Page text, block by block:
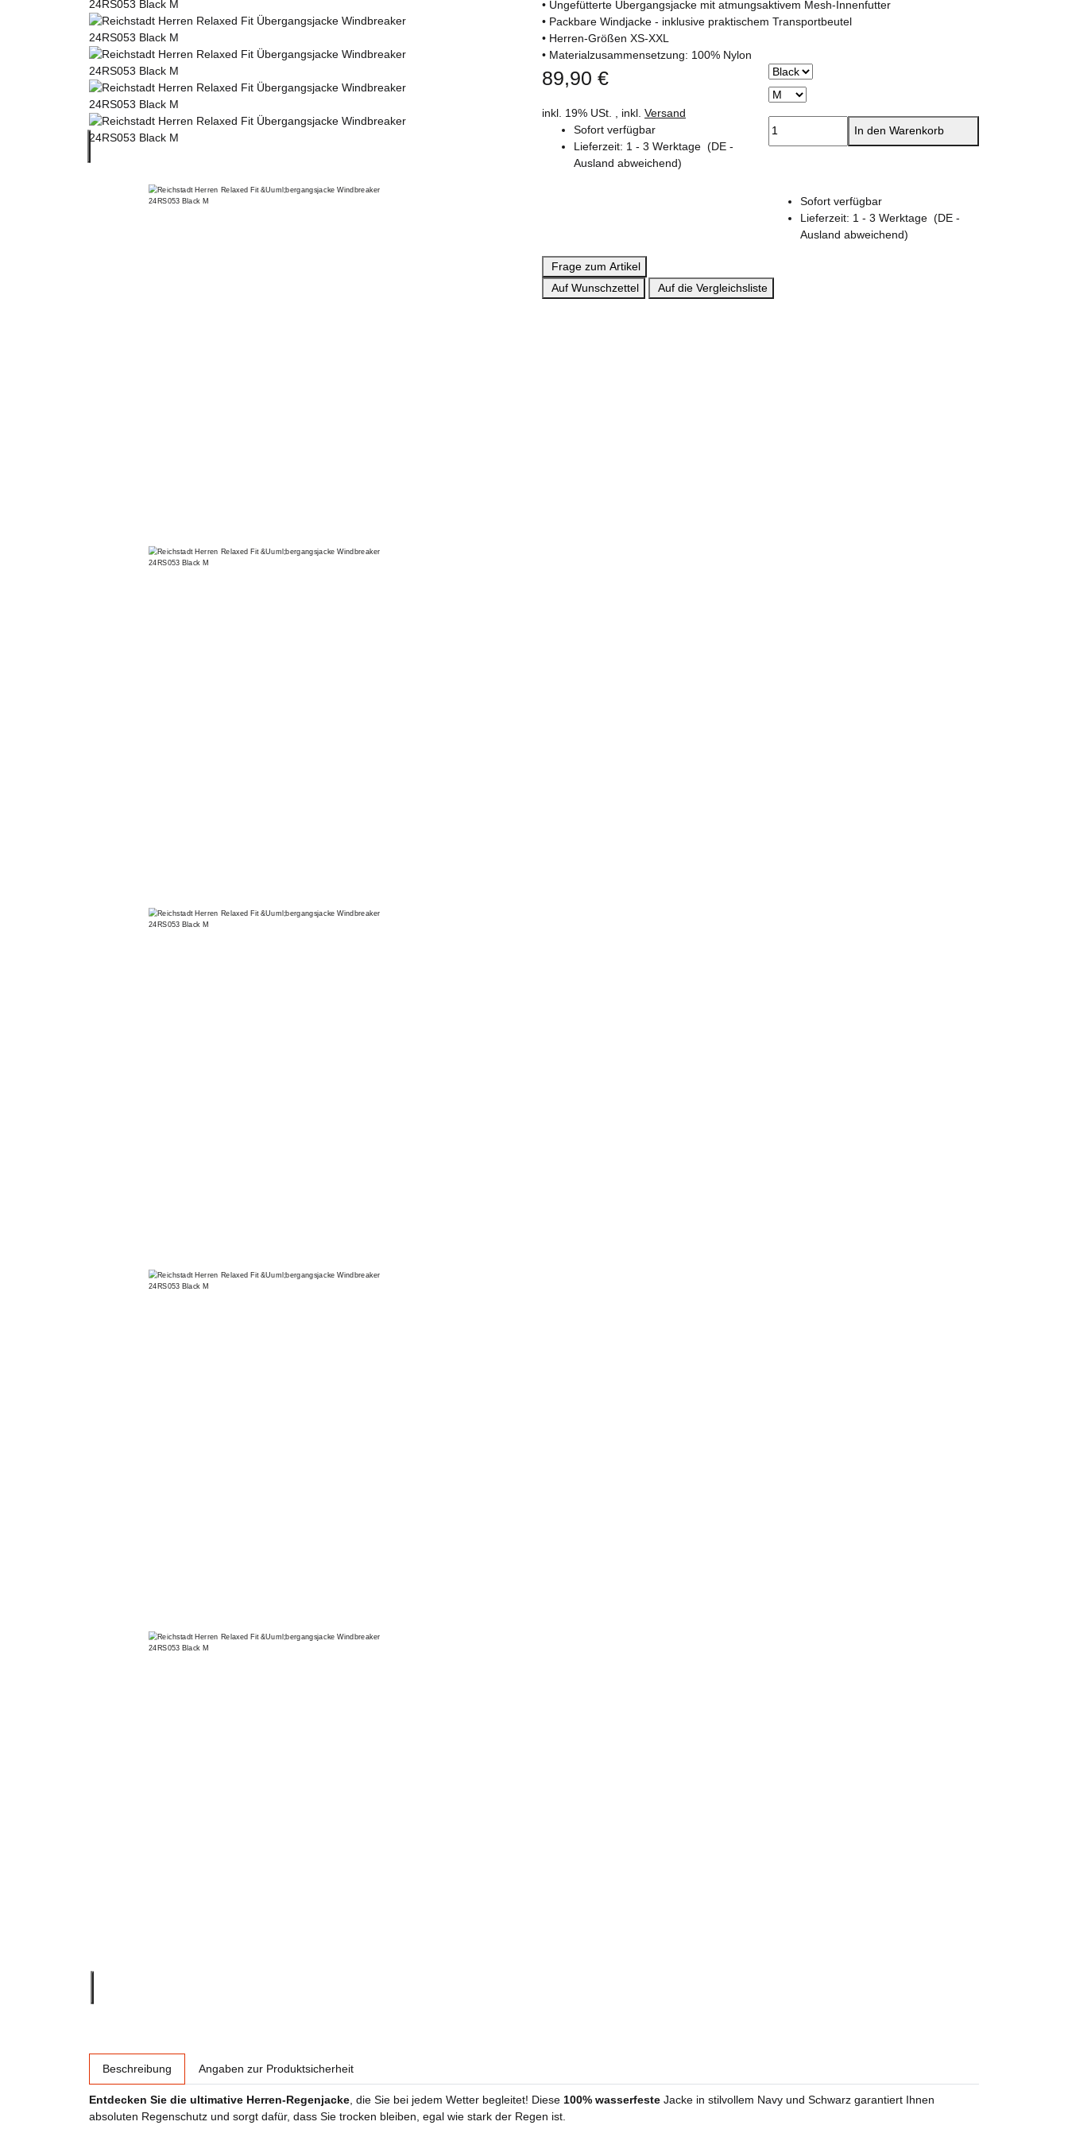
• Ungefütterte Übergangsjacke mit atmungsaktivem Mesh-Innenfutter
• Packbare Windjacke - inklusive praktischem Transportbeutel
• Herren-Größen XS-XXL
• Materialzusammensetzung: 100% Nylon
89,90 €
inkl. 19% USt. , inkl. Versand
Sofort verfügbar
Lieferzeit: 1 - 3 Werktage (DE -
Ausland abweichend)
In den Warenkorb
Sofort verfügbar
Lieferzeit: 1 - 3 Werktage (DE -
Ausland abweichend)
Frage zum Artikel
Auf Wunschzettel
Auf die Vergleichsliste
Beschreibung Angaben zur Produktsicherheit
Entdecken Sie die ultimative Herren-Regenjacke , die Sie bei jedem Wetter begleitet! Diese 100% wasserfeste Jacke in stilvollem Navy und Schwarz garantiert Ihnen
absoluten Regenschutz und sorgt dafür, dass Sie trocken bleiben, egal wie stark der Regen ist.